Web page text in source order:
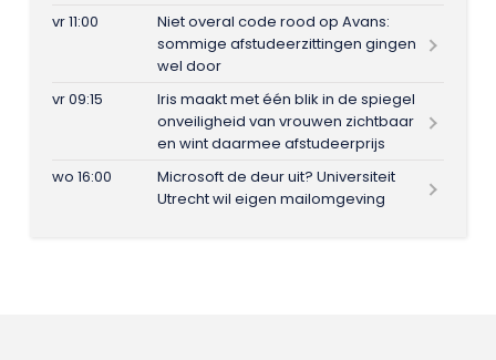
vr 11:00
Niet overal code rood op Avans:
sommige afstudeerzittingen gingen
wel door
vr 09:15
Iris maakt met één blik in de spiegel
onveiligheid van vrouwen zichtbaar
en wint daarmee afstudeerprijs
wo 16:00
Microsoft de deur uit? Universiteit
Utrecht wil eigen mailomgeving